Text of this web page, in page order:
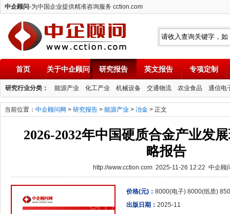
中企顾问-为中国企业提供精准咨询服务 cction.com
中企顾问
首页 关于中企顾问 研究报告 英文报告 专项定制
研究行业分类： 能源产业 化工产业 机械设备 交通物流 农业食品 通信电
当前位置： 中企顾问网 > 研究报告 > 能源产业 > 冶金 > 正文
2026-2032年中国硬质合金产业发
略报告
http://www.cction.com 2025-11-26 12:22 中企顾
价格(元)： 8000(电子) 8000(纸质)
出版日期： 2025-11